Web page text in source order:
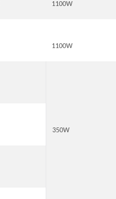
1100W
1100W
350W